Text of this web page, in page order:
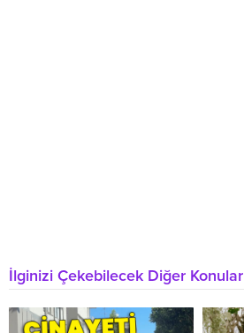
İlginizi Çekebilecek Diğer Konular